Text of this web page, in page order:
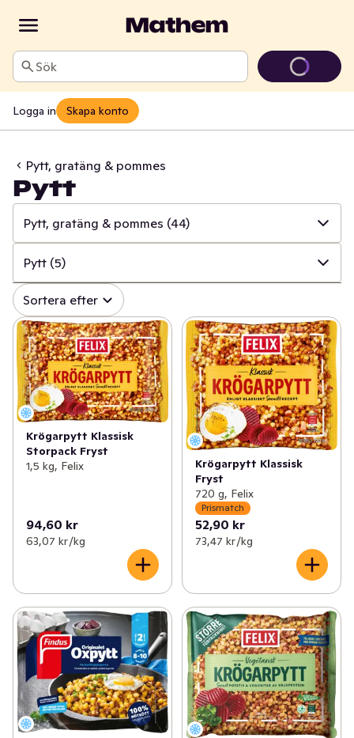
Sök
Logga in Skapa konto
Pytt, gratäng & pommes
Pytt
Pytt, gratäng & pommes (44)
✓ Alla (628)
✓ Färdiglagat & förberett
✓ Pizza, paj & pirog (105)
✓ Pytt, gratäng & pommes (44)
✓ Vegetariska produkter (90)
✓ Pannkakor & plättar
✓ Grytbas & kryddmix
Pytt (5)
✓ Alla (44)
✓ Klyftpotatis & pommes (21)
✓ Rotfruktsgratäng (1)
✓ Pytt (5)
✓ Potatisbullar (3)
✓ Potatisgratäng
✓ Rösti (1)
(2)
✓ Janssons frestelse (1)
✓ Rotmos (1)
Sortera efter
Krögarpytt Klassisk
Storpack Fryst
1,5 kg, Felix
94,60 kr
63,07 kr /kg
Krögarpytt Klassisk
Fryst
720 g, Felix
Prismatch
52,90 kr
73,47 kr /kg